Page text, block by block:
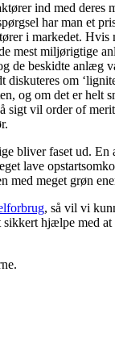
ind med deres
har man et
i markedet. Hvis
mest miljørigtige
de beskidte anlæg
diskuteres om
og om det er helt
sigt vil order of
bliver faset ud. En
lave
med meget grøn
, så vil vi
hjælpe med at